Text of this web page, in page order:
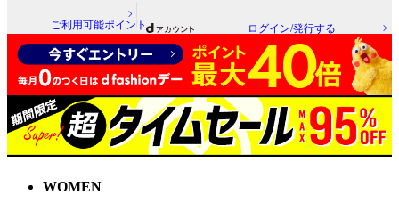
ご利用可能ポイント ログイン/発行する
WOMEN